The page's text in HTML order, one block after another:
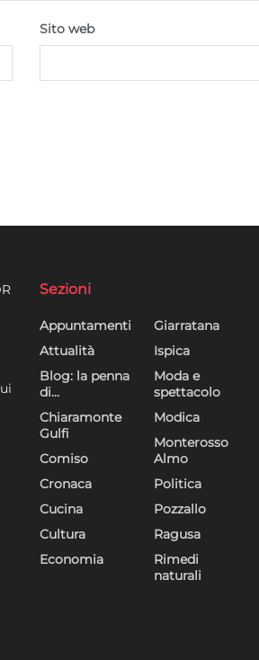
Sito web
Sezioni
Appuntamenti
Attualità
Blog: la penna
di…
Chiaramonte
Gulfi
Comiso
Cronaca
Cucina
Cultura
Economia
Giarratana
Ispica
Moda e
spettacolo
Modica
Monterosso
Almo
Politica
Pozzallo
Ragusa
Rimedi
naturali